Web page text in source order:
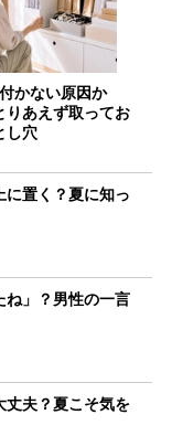
かない原因か
りあえず取ってお
し穴
に置く？夏に知っ
ね」？男性の一言
丈夫？夏こそ気を